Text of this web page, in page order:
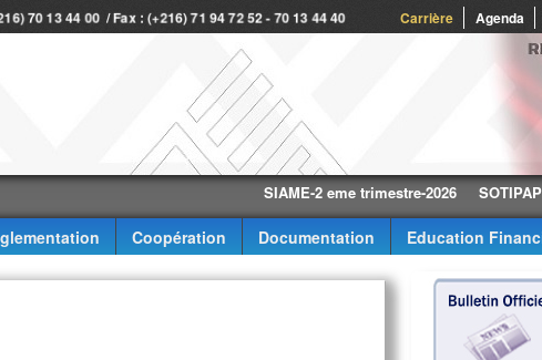
Carrière Agenda
70 13 44 00 / Fax : (+216) 71 94 72 52 - 70 13 44 40
SIAME-2 eme trimestre-2026 SOTIPAPIER-2
Coopération Documentation
Education